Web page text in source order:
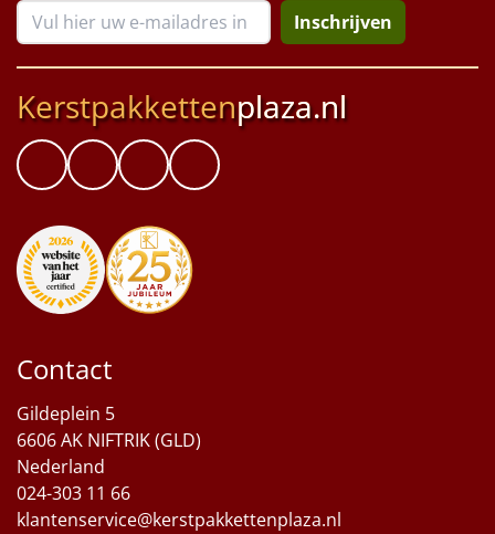
Inschrijven
Kerstpakkettenplaza.nl
Contact
Gildeplein 5
6606 AK NIFTRIK (GLD)
Nederland
024-303 11 66
klantenservice@kerstpakkettenplaza.nl